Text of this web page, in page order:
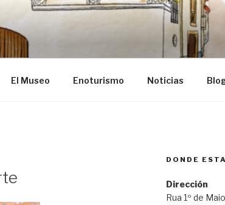
El Museo Enoturismo Noticias
DONDE
Dirección
Rua 1º de